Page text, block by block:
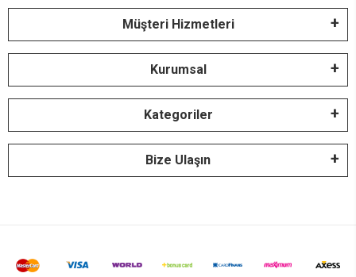
Müşteri Hizmetleri
Kurumsal
Kategoriler
Bize Ulaşın